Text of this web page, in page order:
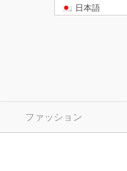
日本語
ファッション